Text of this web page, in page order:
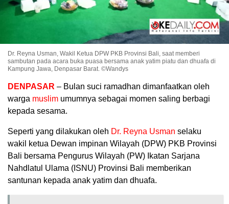
Dr. Reyna Usman, Wakil Ketua DPW PKB Provinsi Bali, saat memberi
sambutan pada acara buka puasa bersama anak yatim piatu dan dhuafa di
Kampung Jawa, Denpasar Barat. ©Wandys
DENPASAR – Bulan suci ramadhan dimanfaatkan oleh
warga muslim umumnya sebagai momen saling berbagi
kepada sesama.
Seperti yang dilakukan oleh Dr. Reyna Usman selaku
wakil ketua Dewan impinan Wilayah (DPW) PKB Provinsi
Bali bersama Pengurus Wilayah (PW) Ikatan Sarjana
Nahdlatul Ulama (ISNU) Provinsi Bali memberikan
santunan kepada anak yatim dan dhuafa.